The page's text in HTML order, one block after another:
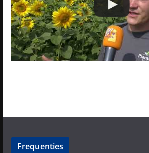
Frequenties